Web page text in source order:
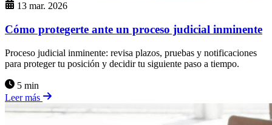
13 mar. 2026
Cómo protegerte ante un proceso judicial inminente
Proceso judicial inminente: revisa plazos, pruebas y notificaciones
para proteger tu posición y decidir tu siguiente paso a tiempo.
5 min
Leer más